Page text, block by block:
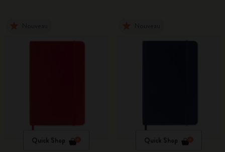
Quick Shop Quick Shop